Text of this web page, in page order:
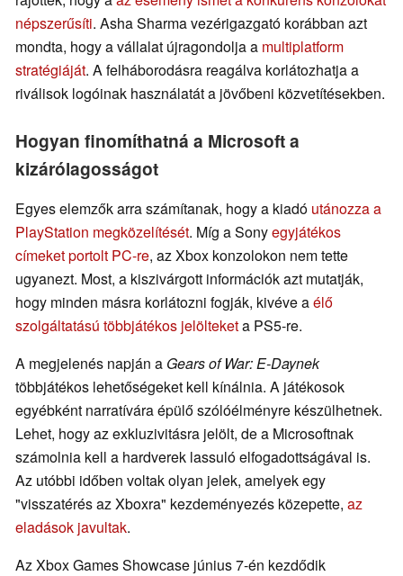
népszerűsíti. Asha Sharma vezérigazgató korábban azt
mondta, hogy a vállalat újragondolja a multiplatform
stratégiáját. A felháborodásra reagálva korlátozhatja a
riválisok logóinak használatát a jövőbeni közvetítésekben.
Hogyan finomíthatná a Microsoft a
kizárólagosságot
Egyes elemzők arra számítanak, hogy a kiadó utánozza a
PlayStation megközelítését. Míg a Sonyegyjátékos
címeket portolt PC-re, az Xbox konzolokon nem tette
ugyanezt. Most, a kiszivárgott információk azt mutatják,
hogy minden másra korlátozni fogják, kivéve aélő
szolgáltatású többjátékos jelölteketa PS5-re.
A megjelenés napján a Gears of War: E-Daynek
többjátékos lehetőségeket kell kínálnia. A játékosok
egyébként narratívára épülő szólóélményre készülhetnek.
Lehet, hogy az exkluzivitásra jelölt, de a Microsoftnak
számolnia kell a hardverek lassuló elfogadottságával is.
Az utóbbi időben voltak olyan jelek, amelyek egy
"visszatérés az Xboxra" kezdeményezés közepette, az
eladások javultak.
Az Xbox Games Showcase június 7-én kezdődik